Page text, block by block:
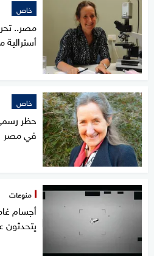
خاص
مصر..
أسترالية
خاص
حظر
في مصر
منوعات
أجسام
يتحدثون